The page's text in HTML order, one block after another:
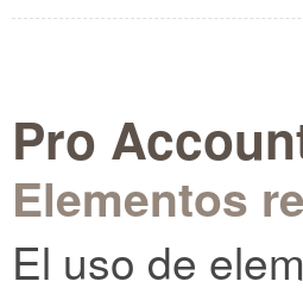
Pro
Elementos
El uso de